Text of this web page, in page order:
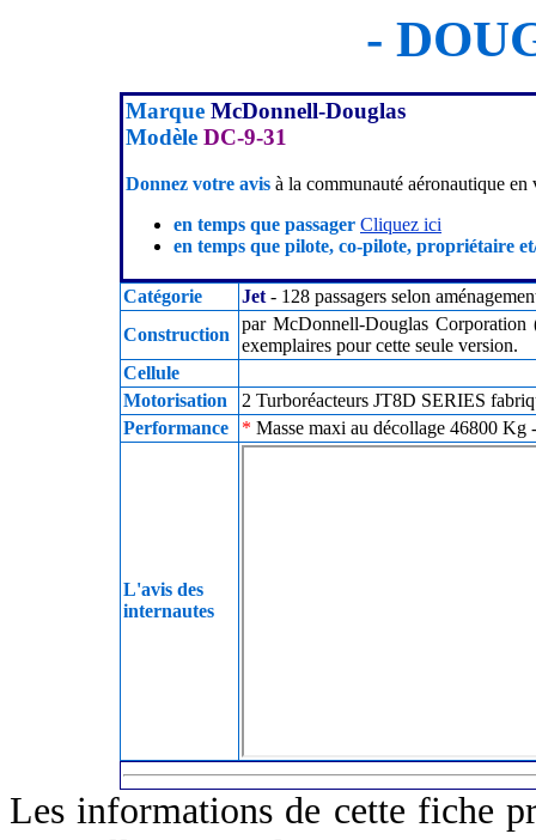
-
Marque McDonnell-Douglas
Modèle DC-9-31
Donnez votre avis à la communauté aéronautique en
en temps que passager Cliquez ici
en temps que pilote, co-pilote, propriétaire
Catégorie Jet - 128 passagers selon
Construction
par McDonnell-Douglas
exemplaires pour cette seule version.
Cellule
Motorisation
2 Turboréacteurs JT8D SERIES
Performance
* Masse maxi au décollage 46800
L'avis des
internautes
Les informations de cette fiche